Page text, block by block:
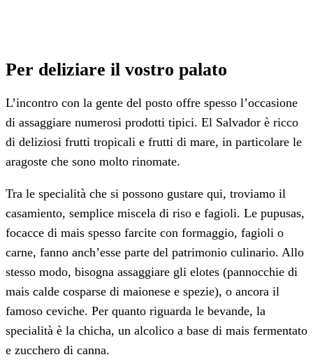
Per deliziare il vostro palato
L’incontro con la gente del posto offre spesso l’occasione
di assaggiare numerosi prodotti tipici. El Salvador è ricco
di deliziosi frutti tropicali e frutti di mare, in particolare le
aragoste che sono molto rinomate.
Tra le specialità che si possono gustare qui, troviamo il
casamiento, semplice miscela di riso e fagioli. Le pupusas,
focacce di mais spesso farcite con formaggio, fagioli o
carne, fanno anch’esse parte del patrimonio culinario. Allo
stesso modo, bisogna assaggiare gli elotes (pannocchie di
mais calde cosparse di maionese e spezie), o ancora il
famoso ceviche. Per quanto riguarda le bevande, la
specialità è la chicha, un alcolico a base di mais fermentato
e zucchero di canna.